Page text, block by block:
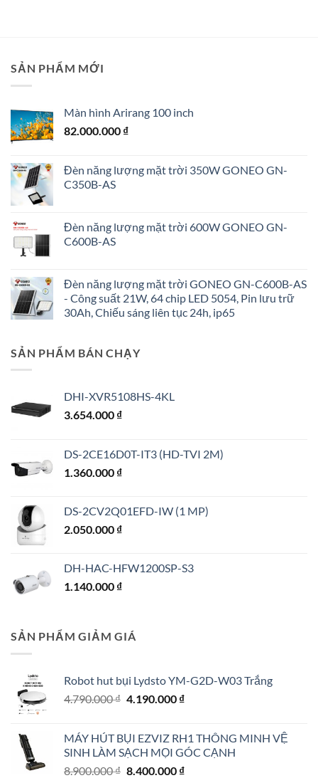
SẢN PHẨM MỚI
Màn hình Arirang 100 inch
82.000.000 ₫
Đèn năng lượng mặt trời 350W GONEO GN-
C350B-AS
Đèn năng lượng mặt trời 600W GONEO GN-
C600B-AS
Đèn năng lượng mặt trời GONEO GN-C600B-AS
- Công suất 21W, 64 chip LED 5054, Pin lưu trữ
30Ah, Chiếu sáng liên tục 24h, ip65
SẢN PHẨM BÁN CHẠY
DHI-XVR5108HS-4KL
3.654.000 ₫
DS-2CE16D0T-IT3 (HD-TVI 2M)
1.360.000 ₫
DS-2CV2Q01EFD-IW (1 MP)
2.050.000 ₫
DH-HAC-HFW1200SP-S3
1.140.000 ₫
SẢN PHẨM GIẢM GIÁ
Robot hut bụi Lydsto YM-G2D-W03 Trắng
4.790.000₫ Giá
4.790.000 ₫.
4.190.000 ₫Giá
là:
4.190.000 ₫.
MÁY HÚT BỤI EZVIZ RH1 THÔNG MINH VỆ
SINH LÀM SẠCH MỌI GÓC CẠNH
8.900.000₫ Giá
8.400.000 ₫Giá